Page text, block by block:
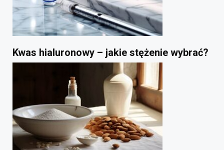
Kwas hialuronowy – jakie stężenie wybrać?